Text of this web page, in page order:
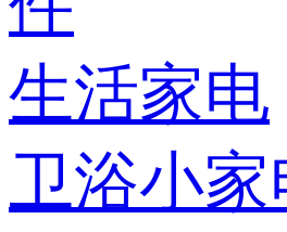
生活家电
卫浴小家